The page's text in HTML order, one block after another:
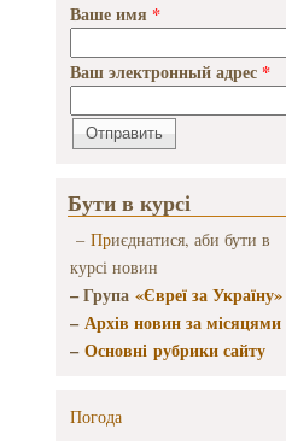
Ваше имя *
Ваш электронный адрес *
Бути в курсі
– Приєднатися, аби бути в
курсі новин
– Група «Євреї за Україну»
–Архів новин за місяцями
–Основні рубрики сайту
Погода